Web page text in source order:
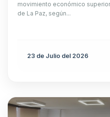
movimiento económico
de La Paz, según...
23 de Julio del 2026